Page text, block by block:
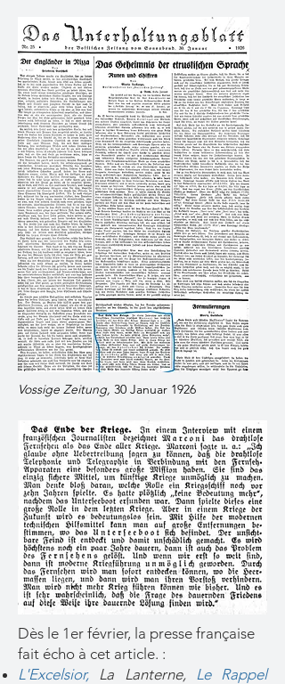
Vossige Zeitung, 30 Januar 1926
Dès le 1er février, la presse française
fait écho à cet article. :
L'Excelsior, La Lanterne, Le Rappel